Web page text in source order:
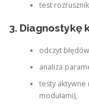
test
3. Diagnostykę
odczyt
analiza
testy aktywne
modułami),